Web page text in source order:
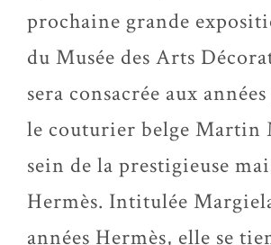
prochaine grande
du Musée des Arts
sera consacrée aux années
le couturier belge Martin
sein de la prestigieuse
Hermès. Intitulée
années Hermès, elle se